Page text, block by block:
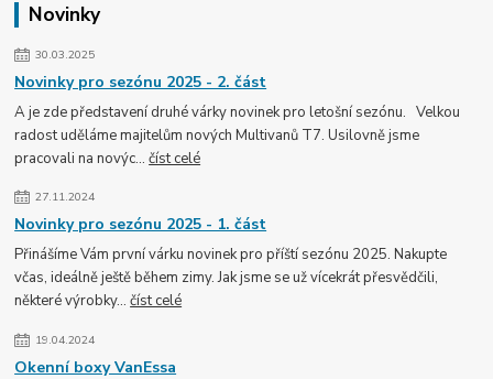
Novinky
30.03.2025
Novinky pro sezónu 2025 - 2. část
A je zde představení druhé várky novinek pro letošní sezónu. Velkou
radost uděláme majitelům nových Multivanů T7. Usilovně jsme
pracovali na novýc...číst celé
27.11.2024
Novinky pro sezónu 2025 - 1. část
Přinášíme Vám první várku novinek pro příští sezónu 2025. Nakupte
včas, ideálně ještě během zimy. Jak jsme se už vícekrát přesvědčili,
některé výrobky...číst celé
19.04.2024
Okenní boxy VanEssa